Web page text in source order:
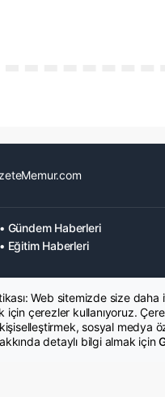
• Gündem Haberleri
• Eğitim Haberleri
Web sitemizde size
için çerezler kullanıyoruz.
sosyal medya
detaylı bilgi almak için